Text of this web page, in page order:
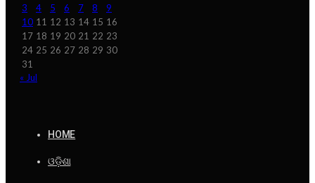
3
4 5 6 7 8
9
10 11 12 13 14 15 16
17 18 19 20 21 22 23
24 25 26 27 28 29 30
31
« Jul
HOME
ଓଡ଼ିଶା